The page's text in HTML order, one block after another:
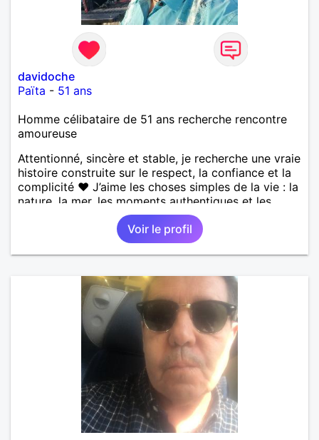
davidoche
Païta - 51 ans
Homme célibataire de 51 ans recherche rencontre
amoureuse
Attentionné, sincère et stable, je recherche une vraie
histoire construite sur le respect, la confiance et la
complicité ❤️ J’aime les choses simples de la vie : la
nature, la mer, les moments authentiques et les
personnes au grand cœur 🌊🌿 Très câlin et
affectueux, j’adore les petits moments de tendresse
et les calinous réguliers 😊❤️ La solitude finit parfois
par peser, alors si tu es en Nouvelle-Calédonie et
temps de discuter… et laissons l’avenir nous guider
Voir le profil